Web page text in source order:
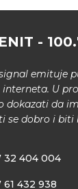
-
emituje
interneta. U
dokazati da
se dobro i biti
32 404 004
61 432 938